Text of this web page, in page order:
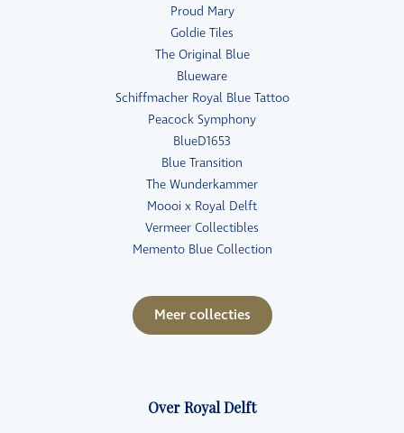
Proud Mary
Goldie Tiles
The Original Blue
Blueware
Schiffmacher Royal Blue Tattoo
Peacock Symphony
BlueD1653
Blue Transition
The Wunderkammer
Moooi x Royal Delft
Vermeer Collectibles
Memento Blue Collection
Meer collecties
Over Royal Delft